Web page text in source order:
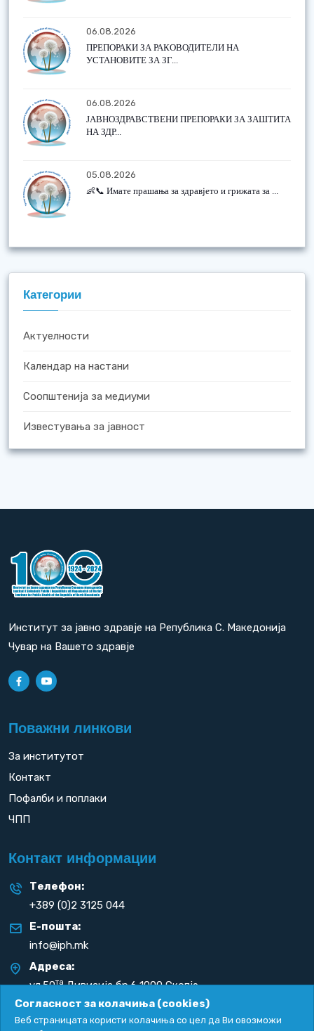
06.08.2026
ПРЕПОРАКИ ЗА РАКОВОДИТЕЛИ НА
УСТАНОВИТЕ ЗА ЗГ...
06.08.2026
ЈАВНОЗДРАВСТВЕНИ ПРЕПОРАКИ ЗА ЗАШТИТА
НА ЗДР...
05.08.2026
👶📞 Имате прашања за здравјето и грижата за ...
Категории
Актуелности
Календар на настани
Соопштенија за медиуми
Известувања за јавност
Институт за јавно здравје на Република С. Македонија
Чувар на Вашето здравје
Поважни линкови
За институтот
Контакт
Пофалби и поплаки
ЧПП
Контакт информации
Телефон:
+389 (0)2 3125 044
Е-пошта:
info@iph.mk
Адреса:
ул.50таДивизија бр.6 1000 Скопје
Република С. Македонија
Согласност за колачиња (cookies)
Веб страницата користи колачиња со цел да Ви овозможи